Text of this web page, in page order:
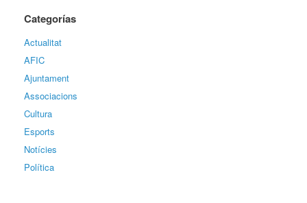
Categorías
Actualitat
AFIC
Ajuntament
Associacions
Cultura
Esports
Notícies
Política